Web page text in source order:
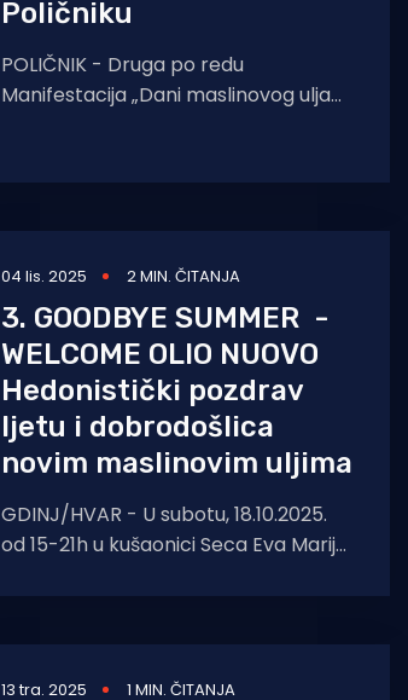
Poličniku
POLIČNIK - Druga po redu
Manifestacija „Dani maslinovog ulja
04 lis. 2025 2 MIN. ČITANJA
3. GOODBYE SUMMER -
WELCOME OLIO NUOVO
Hedonistički pozdrav
ljetu i dobrodošlica
novim maslinovim uljima
GDINJ/HVAR - U subotu, 18.10.2025.
od 15-21h u kušaonici Seca Eva Marija
13 tra. 2025 1 MIN. ČITANJA